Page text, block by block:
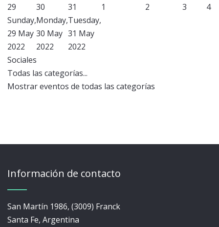
29
Sunday,
29 May
2022
30
Monday,
30 May
2022
31
Tuesday,
31 May
2022
1 2 3 4
Sociales
Todas las categorías...
Mostrar eventos de todas las categorías
Información de contacto
San Martín 1986, (3009) Franck
Santa Fe, Argentina